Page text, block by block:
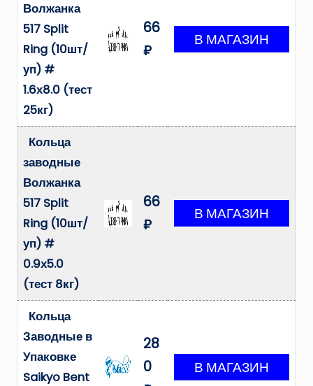
Волжанка
517 Split
Ring (10шт/
уп) #
1.6х8.0 (тест
25кг)
66
₽
Кольца
заводные
Волжанка
517 Split
Ring (10шт/
уп) #
0.9х5.0
(тест 8кг)
66
₽
Кольца
Заводные в
Упаковке
Saikyo Bent
28
0